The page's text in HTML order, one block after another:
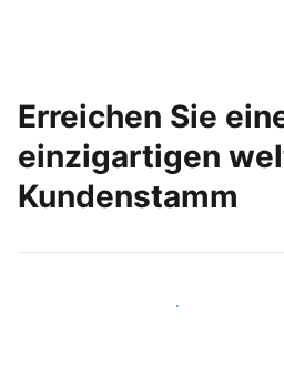
Erreichen Sie
einzigartigen
Kundenstamm
Noch heute neue Gäste